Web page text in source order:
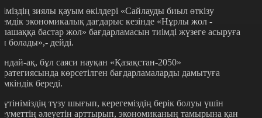
зиялы қауым өкілдері «Сайлауды биыл өткізу
экономикалық дағдарыс кезінде «Нұрлы жол -
бастар жол» бағдарламасын тиімді жүзеге асыруға
болады»,- дейді.
ақ, бұл саяси науқан «Қазақстан-2050»
көрсетілген бағдарламаларды дамытуға
береді.
түзу шығып, керегеміздің берік болуы үшін
әлеуетін арттырып, экономиканың тамырына қан